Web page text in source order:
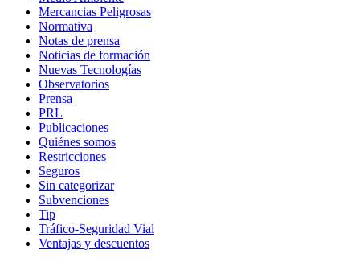
Mercancias Peligrosas
Normativa
Notas de prensa
Noticias de formación
Nuevas Tecnologías
Observatorios
Prensa
PRL
Publicaciones
Quiénes somos
Restricciones
Seguros
Sin categorizar
Subvenciones
Tip
Tráfico-Seguridad Vial
Ventajas y descuentos